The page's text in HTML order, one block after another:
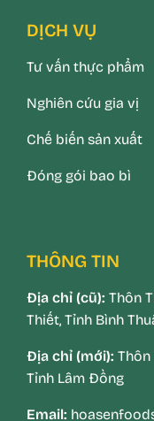
DỊCH VỤ
Tư vấn thực phẩm
Nghiên cứu gia vị
Chế biến sản xuất
Đóng gói bao bì
THÔNG TIN
Địa chỉ (cũ): Thôn
Thiết, Tỉnh Bình
Địa chỉ (mới): Thôn
Tỉnh Lâm Đồng
Email: